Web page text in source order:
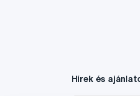
Hírek és